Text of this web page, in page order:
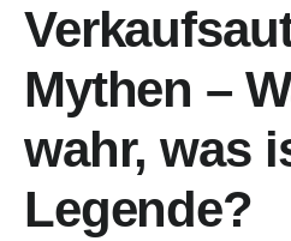
Über uns
Mythen –
wahr, was
Legende?